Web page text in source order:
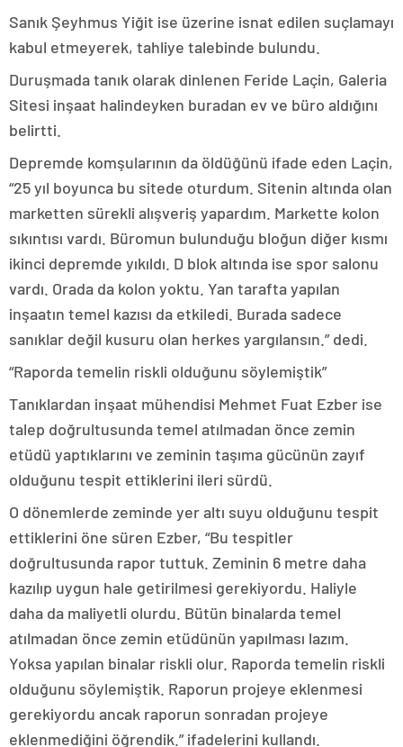
Sanık Şeyhmus Yiğit ise üzerine isnat edilen suçlamayı
kabul etmeyerek, tahliye talebinde bulundu.
Duruşmada tanık olarak dinlenen Feride Laçin, Galeria
Sitesi inşaat halindeyken buradan ev ve büro aldığını
belirtti.
Depremde komşularının da öldüğünü ifade eden Laçin,
“25 yıl boyunca bu sitede oturdum. Sitenin altında olan
marketten sürekli alışveriş yapardım. Markette kolon
sıkıntısı vardı. Büromun bulunduğu bloğun diğer kısmı
ikinci depremde yıkıldı. D blok altında ise spor salonu
vardı. Orada da kolon yoktu. Yan tarafta yapılan
inşaatın temel kazısı da etkiledi. Burada sadece
sanıklar değil kusuru olan herkes yargılansın.” dedi.
“Raporda temelin riskli olduğunu söylemiştik”
Tanıklardan inşaat mühendisi Mehmet Fuat Ezber ise
talep doğrultusunda temel atılmadan önce zemin
etüdü yaptıklarını ve zeminin taşıma gücünün zayıf
olduğunu tespit ettiklerini ileri sürdü.
O dönemlerde zeminde yer altı suyu olduğunu tespit
ettiklerini öne süren Ezber, “Bu tespitler
doğrultusunda rapor tuttuk. Zeminin 6 metre daha
kazılıp uygun hale getirilmesi gerekiyordu. Haliyle
daha da maliyetli olurdu. Bütün binalarda temel
atılmadan önce zemin etüdünün yapılması lazım.
Yoksa yapılan binalar riskli olur. Raporda temelin riskli
olduğunu söylemiştik. Raporun projeye eklenmesi
gerekiyordu ancak raporun sonradan projeye
eklenmediğini öğrendik.” ifadelerini kullandı.